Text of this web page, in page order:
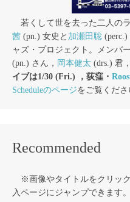
若くして世を去った二人の
茜 (pn.) 女史と 加瀬田聡
ャズ・プロジェクト。メンバ
(pn.) さん， 岡本健太 (drs.) 君
イブは1/30 (Fri.) ，荻窪・
Scheduleのページをご覧くださ
Recommended
※画像やタイトルをクリッ
入ページにジャンプできます。